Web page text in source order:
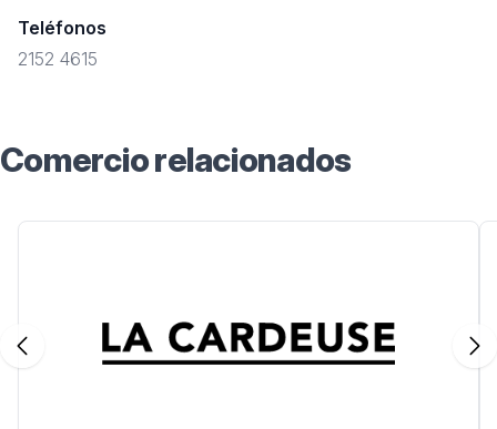
Teléfonos
2152 4615
Comercio relacionados